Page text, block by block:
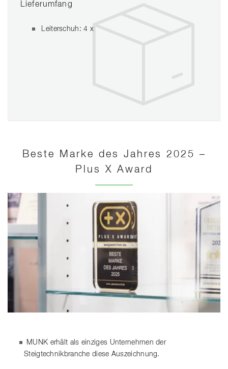
Lieferumfang
Leiterschuh: 4 x
Beste Marke des Jahres 2025 –
Plus X Award
MUNK erhält als einziges Unternehmen der
Steigtechnikbranche diese Auszeichnung.